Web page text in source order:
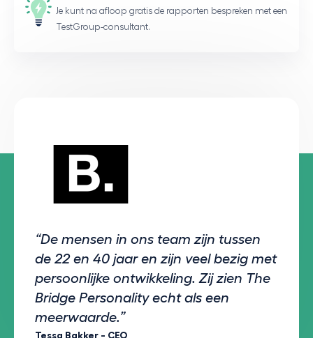
Je kunt na afloop gratis de rapporten bespreken met een
TestGroup-consultant.
“De mensen in ons team zijn tussen
de 22 en 40 jaar en zijn veel bezig met
persoonlijke ontwikkeling. Zij zien The
Bridge Personality echt als een
meerwaarde.”
Tessa Bakker - CEO